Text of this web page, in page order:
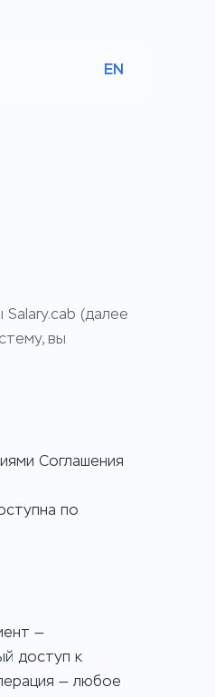
EN
(далее
вы
Соглашения
по
—
доступ к
— любое